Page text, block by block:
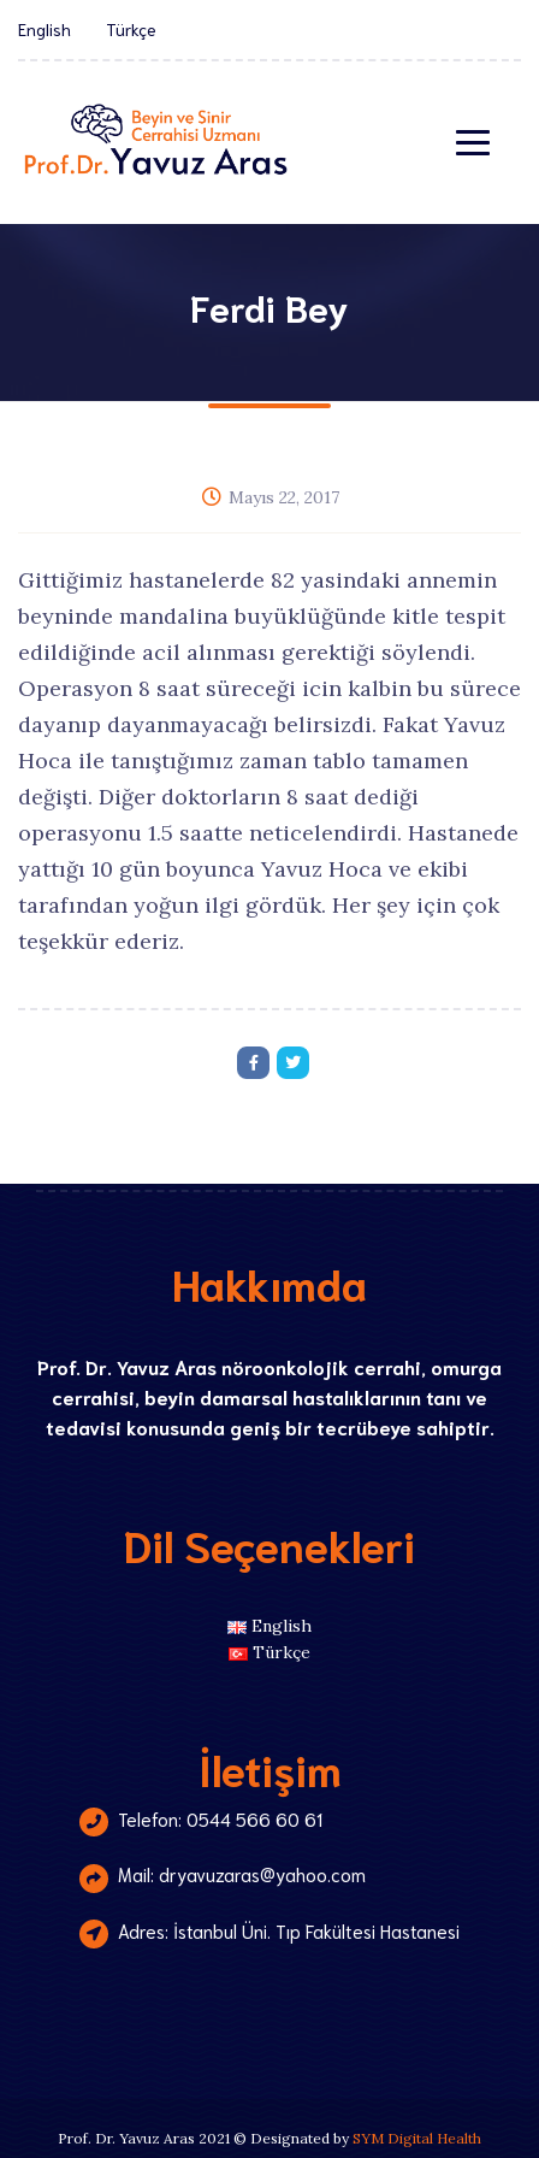
English Türkçe
Ferdi Bey
Mayıs 22, 2017
Gittiğimiz hastanelerde 82 yasindaki annemin
beyninde mandalina buyüklüğünde kitle tespit
edildiğinde acil alınması gerektiği söylendi.
Operasyon 8 saat süreceği icin kalbin bu sürece
dayanıp dayanmayacağı belirsizdi. Fakat Yavuz
Hoca ile tanıştığımız zaman tablo tamamen
değişti. Diğer doktorların 8 saat dediği
operasyonu 1.5 saatte neticelendirdi. Hastanede
yattığı 10 gün boyunca Yavuz Hoca ve ekibi
tarafından yoğun ilgi gördük. Her şey için çok
teşekkür ederiz.
Hakkımda
Prof. Dr. Yavuz Aras nöroonkolojik cerrahi, omurga
cerrahisi, beyin damarsal hastalıklarının tanı ve
tedavisi konusunda geniş bir tecrübeye sahiptir.
Dil Seçenekleri
English
Türkçe
İletişim
Telefon: 0544 566 60 61
Mail: dryavuzaras@yahoo.com
Adres: İstanbul Üni. Tıp Fakültesi Hastanesi
Prof. Dr. Yavuz Aras 2021 © Designated bySYM Digital Health